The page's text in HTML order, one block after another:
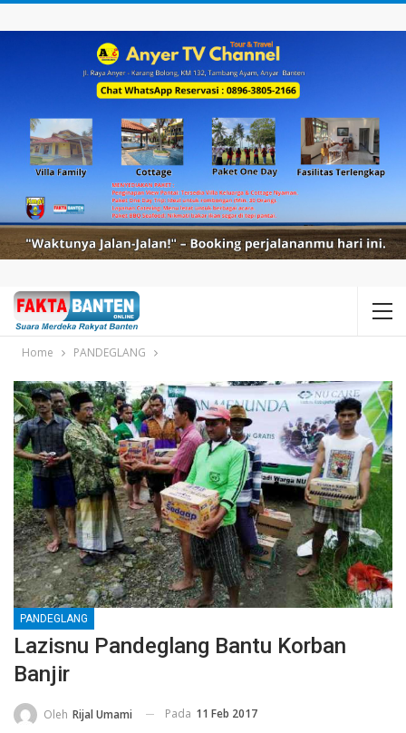
Home PANDEGLANG
PANDEGLANG
Lazisnu Pandeglang Bantu Korban
Banjir
Oleh Rijal Umami Pada 11 Feb 2017